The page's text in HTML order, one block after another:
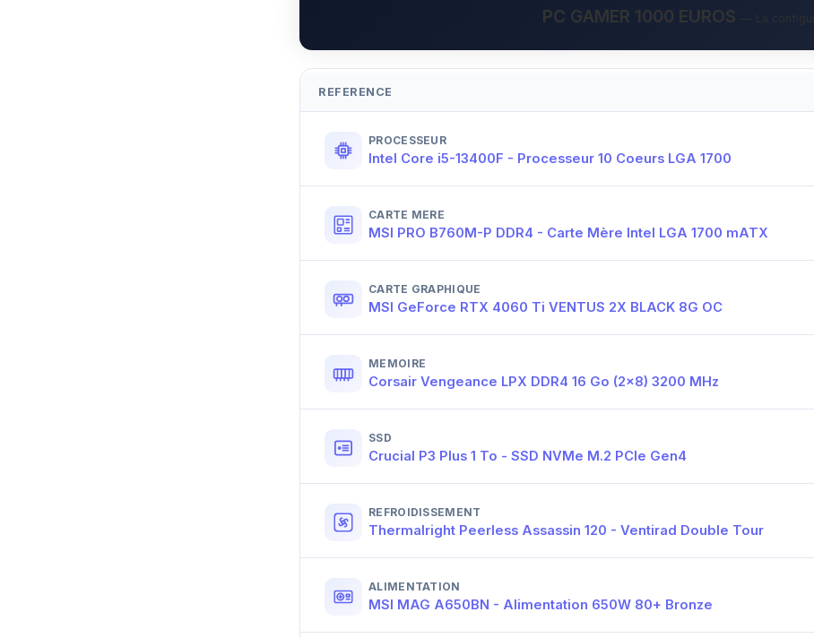
PC GAMER 1000 EUROS
REFERENCE
PROCESSEUR
Intel Core i5-13400F - Processeur 10 Coeurs LGA 1700
CARTE MERE
MSI PRO B760M-P DDR4 - Carte Mère Intel LGA 1700 mATX
CARTE GRAPHIQUE
MSI GeForce RTX 4060 Ti VENTUS 2X BLACK 8G OC
MEMOIRE
Corsair Vengeance LPX DDR4 16 Go (2x8) 3200 MHz
SSD
Crucial P3 Plus 1 To - SSD NVMe M.2 PCIe Gen4
REFROIDISSEMENT
Thermalright Peerless Assassin 120 - Ventirad Double Tour
ALIMENTATION
MSI MAG A650BN - Alimentation 650W 80+ Bronze